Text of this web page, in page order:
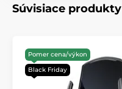
Súvisiace produkty
Pomer cena/výkon
Black Friday